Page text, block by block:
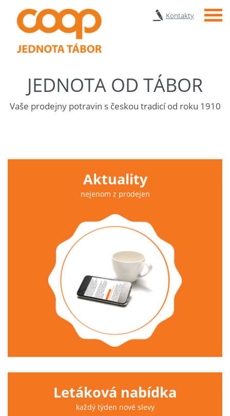
Kontakty Menu
JEDNOTA OD TÁBOR
Vaše prodejny potravin s českou tradicí od roku 1910
Aktuality
nejenom z prodejen
Letáková nabídka
každý týden nové slevy